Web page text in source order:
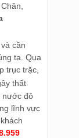
cần
ta. Qua
trục trặc,
thất
nước đô
lĩnh vực